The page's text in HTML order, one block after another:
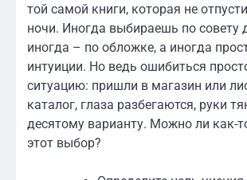
той самой книги, которая не
ночи. Иногда выбираешь по совету
иногда – по обложке, а иногда
интуиции. Но ведь ошибиться
ситуацию: пришли в магазин или
каталог, глаза разбегаются, руки
десятому варианту. Можно ли как-
этот выбор?